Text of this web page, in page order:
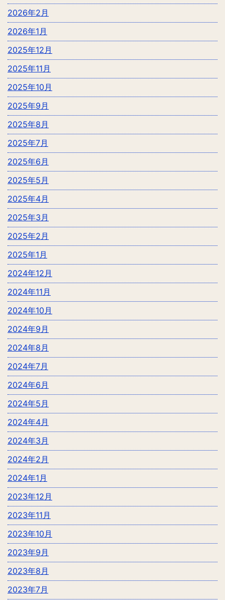
2026年2月
2026年1月
2025年12月
2025年11月
2025年10月
2025年9月
2025年8月
2025年7月
2025年6月
2025年5月
2025年4月
2025年3月
2025年2月
2025年1月
2024年12月
2024年11月
2024年10月
2024年9月
2024年8月
2024年7月
2024年6月
2024年5月
2024年4月
2024年3月
2024年2月
2024年1月
2023年12月
2023年11月
2023年10月
2023年9月
2023年8月
2023年7月